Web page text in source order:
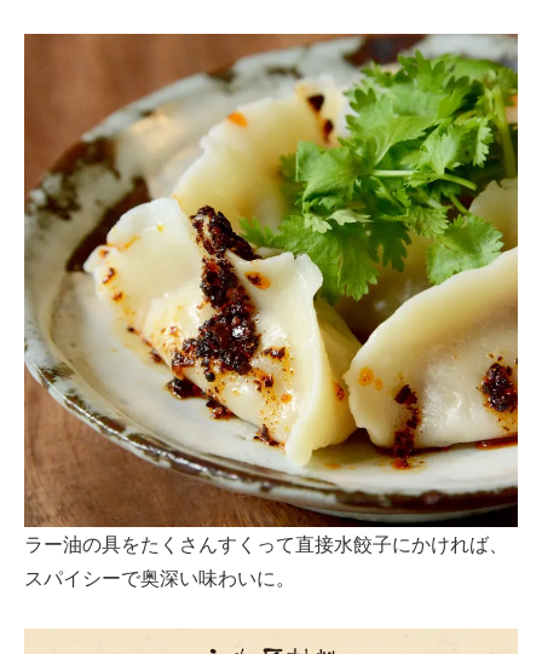
ラー油の具をたくさんすくって直接水餃子にかければ、
スパイシーで奥深い味わいに。